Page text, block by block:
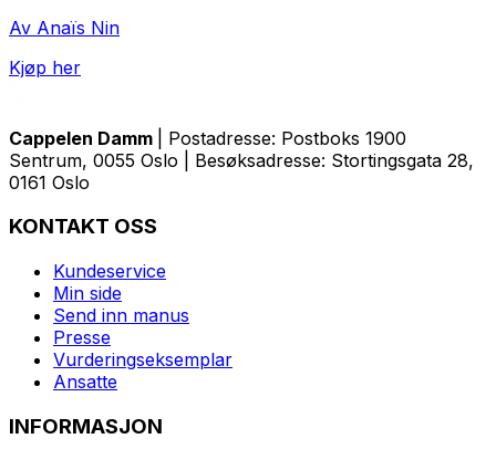
Av Anaïs Nin
Kjøp her
Cappelen Damm
| Postadresse: Postboks 1900
Sentrum, 0055 Oslo | Besøksadresse: Stortingsgata 28,
0161 Oslo
KONTAKT OSS
Kundeservice
Min side
Send inn manus
Presse
Vurderingseksemplar
Ansatte
INFORMASJON